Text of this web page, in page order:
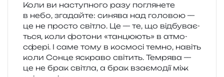
Коли ви насту­пно­го разу погля­не­те
в небо, зга­дай­те: синя­ва над голо­вою —
це не про­сто сві­тло. Це — те, що від­бу­ва­є­
ться, коли фото­ни «тан­цю­ють» в атмо­
сфе­рі. І саме тому в космо­сі темно, навіть
коли Сонце яскра­во сві­тить. Темрява —
це не брак сві­тла, а брак вза­є­мо­дії між